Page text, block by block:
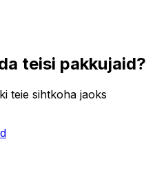
teisi pakkujaid?
teie sihtkoha jaoks